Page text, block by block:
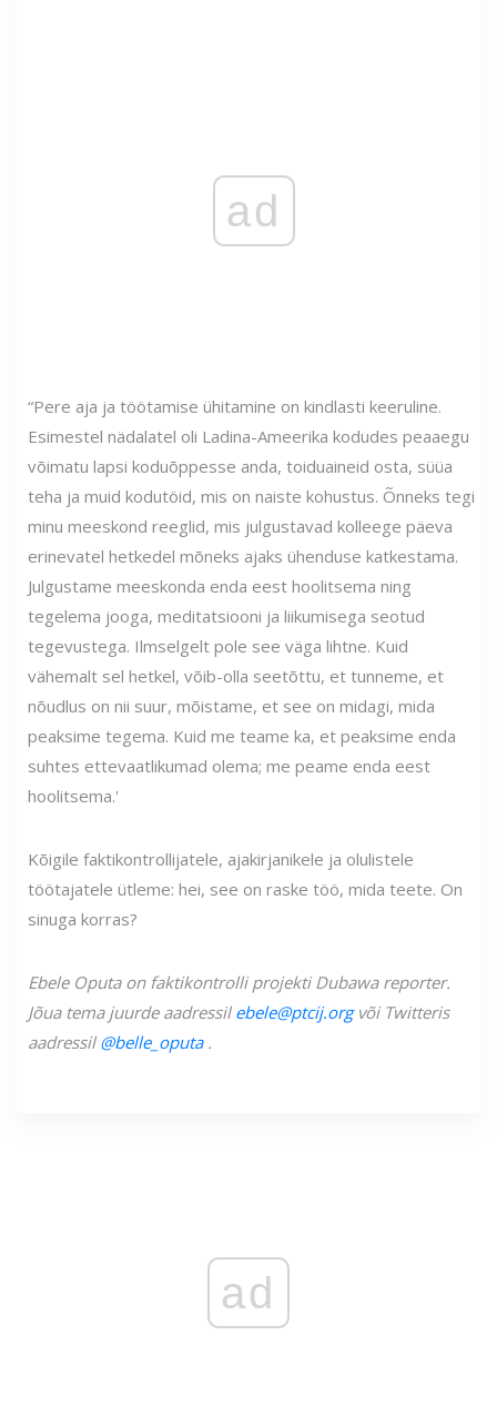
ad
“Pere aja ja töötamise ühitamine on kindlasti keeruline.
Esimestel nädalatel oli Ladina-Ameerika kodudes peaaegu
võimatu lapsi koduõppesse anda, toiduaineid osta, süüa
teha ja muid kodutöid, mis on naiste kohustus. Õnneks tegi
minu meeskond reeglid, mis julgustavad kolleege päeva
erinevatel hetkedel mõneks ajaks ühenduse katkestama.
Julgustame meeskonda enda eest hoolitsema ning
tegelema jooga, meditatsiooni ja liikumisega seotud
tegevustega. Ilmselgelt pole see väga lihtne. Kuid
vähemalt sel hetkel, võib-olla seetõttu, et tunneme, et
nõudlus on nii suur, mõistame, et see on midagi, mida
peaksime tegema. Kuid me teame ka, et peaksime enda
suhtes ettevaatlikumad olema; me peame enda eest
hoolitsema.'
Kõigile faktikontrollijatele, ajakirjanikele ja olulistele
töötajatele ütleme: hei, see on raske töö, mida teete. On
sinuga korras?
Ebele Oputa on faktikontrolli projekti Dubawa reporter.
Jõua tema juurde aadressil ebele@ptcij.orgvõi Twitteris
aadressil @belle_oputa.
ad